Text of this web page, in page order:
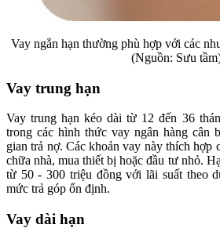
Vay ngắn hạn thường phù hợp với các
(Nguồn: Sưu
Vay trung hạn
Vay trung hạn kéo dài từ 12 đến 36
trong các hình thức vay ngân hàng cân
gian trả nợ. Các khoản vay này thích hợp
chữa nhà, mua thiết bị hoặc đầu tư nhỏ.
từ 50 - 300 triệu đồng với lãi suất theo
mức trả góp ổn định.
Vay dài hạn